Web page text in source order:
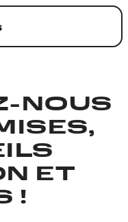
NOUS
ET
!